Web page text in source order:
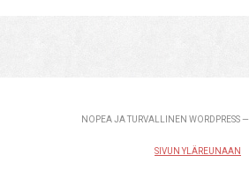
NOPEA JA TURVALLINEN WORDPRESS —
SIVUN YLÄREUNAAN